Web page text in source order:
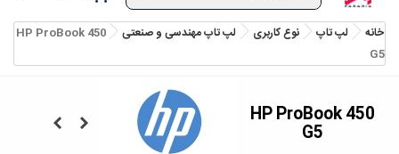
خانه لپ تاپ نوع کاربری لپ تاپ مهندسی و صنعتی
HP ProBook 450
G5
HP ProBook 450
G5